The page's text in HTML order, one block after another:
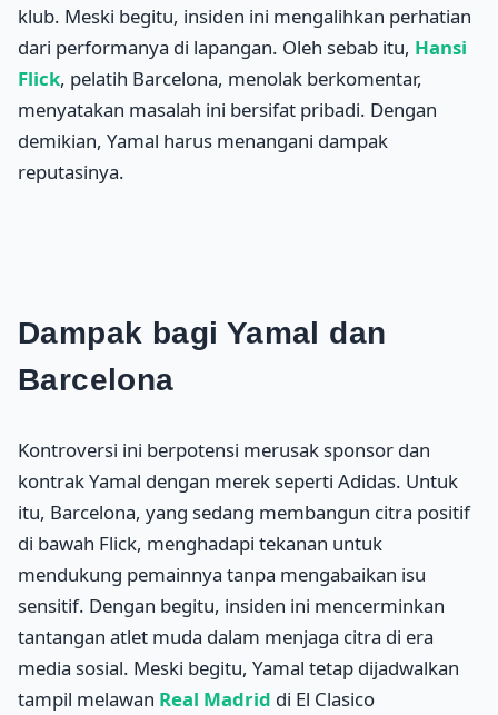
klub. Meski begitu, insiden ini mengalihkan perhatian
dari performanya di lapangan. Oleh sebab itu, Hansi
Flick, pelatih Barcelona, menolak berkomentar,
menyatakan masalah ini bersifat pribadi. Dengan
demikian, Yamal harus menangani dampak
reputasinya.
Dampak bagi Yamal dan
Barcelona
Kontroversi ini berpotensi merusak sponsor dan
kontrak Yamal dengan merek seperti Adidas. Untuk
itu, Barcelona, yang sedang membangun citra positif
di bawah Flick, menghadapi tekanan untuk
mendukung pemainnya tanpa mengabaikan isu
sensitif. Dengan begitu, insiden ini mencerminkan
tantangan atlet muda dalam menjaga citra di era
media sosial. Meski begitu, Yamal tetap dijadwalkan
tampil melawan Real Madrid di El Clasico